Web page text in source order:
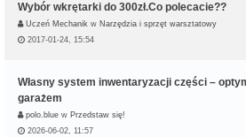
Wybór wkrętarki do 300zł.Co polecacie??
Uczeń Mechanik w Narzędzia i sprzęt warsztatowy
2017-01-24, 15:54
Własny system inwentaryzacji części –
garażem
polo.blue w Przedstaw się!
2026-06-02, 11:57